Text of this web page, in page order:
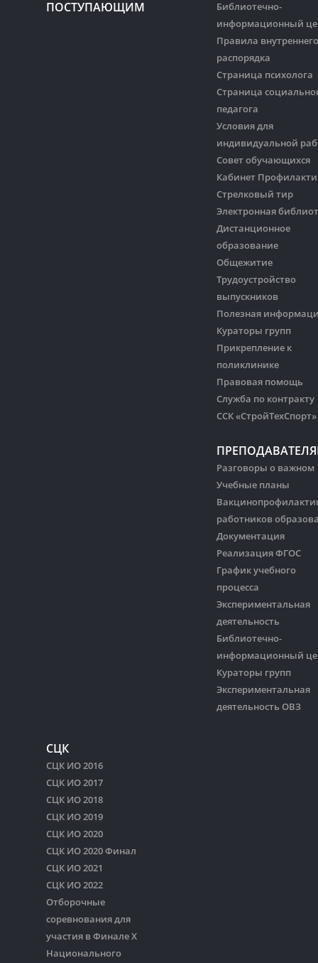
ПОСТУПАЮЩИМ
Библиотечно-
информационный
Правила внутреннего
распорядка
Страница психолога
Страница
педагога
Условия для
индивидуальной
Совет обучающихся
Кабинет
Стрелковый тир
Электронная
Дистанционное
образование
Общежитие
Трудоустройство
выпускников
Полезная
Кураторы групп
Прикрепление к
поликлинике
Правовая помощь
Служба по контракту
ССК «СтройТехСпорт»
Разговоры о важном
Учебные планы
работников
Документация
Реализация ФГОС
График учебного
процесса
Экспериментальная
деятельность
Библиотечно-
информационный
Кураторы групп
Экспериментальная
деятельность ОВЗ
СЦК
СЦК ИО 2016
СЦК ИО 2017
СЦК ИО 2018
СЦК ИО 2019
СЦК ИО 2020
СЦК ИО 2020 Финал
СЦК ИО 2021
СЦК ИО 2022
Отборочные
соревнования для
участия в Финале Х
Национального